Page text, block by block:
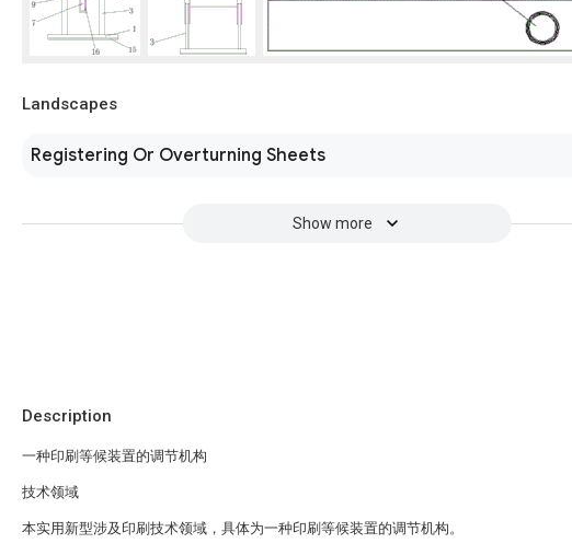
Landscapes
Registering Or Overturning Sheets
Show more
Description
一种印刷等候装置的调节机构
技术领域
本实用新型涉及印刷技术领域，具体为一种印刷等候装置的调节机构。